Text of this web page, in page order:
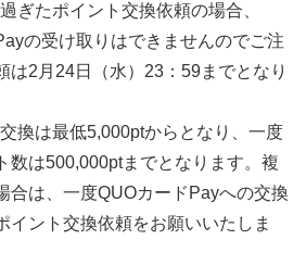
ぎたポイント交換依頼の場合、
の受け取りはできませんのでご注
は2月24日（水）23：59までとなり
換は最低5,000ptからとなり、一度
数は500,000ptまでとなります。複
合は、一度QUOカードPayへの交換
イント交換依頼をお願いいたしま